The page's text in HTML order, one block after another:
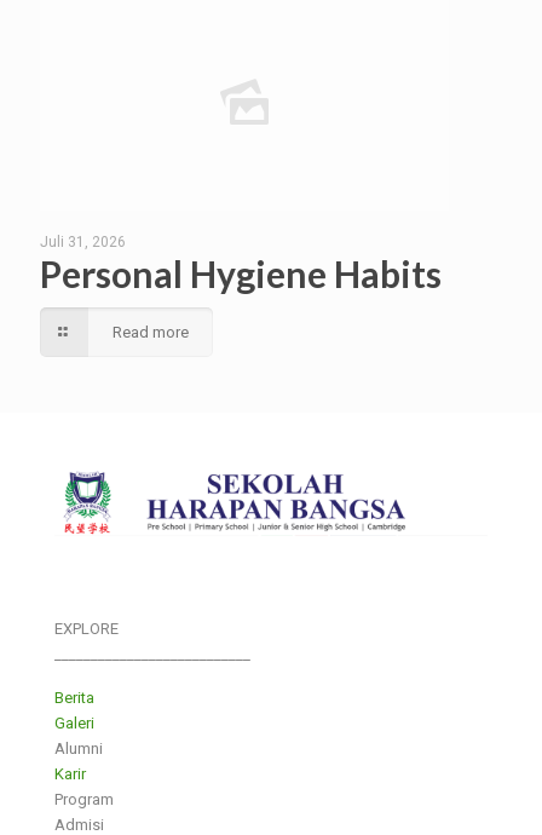
Juli 31, 2026
Personal Hygiene Habits
Read more
EXPLORE
Berita
Galeri
Alumni
Karir
Program
Admisi